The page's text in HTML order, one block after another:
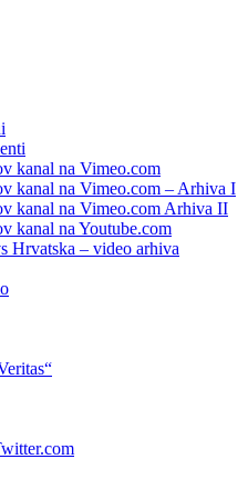
kanal na Vimeo.com
kanal na Vimeo.com – Arhiva I
kanal na Vimeo.com Arhiva II
kanal na Youtube.com
Hrvatska – video arhiva